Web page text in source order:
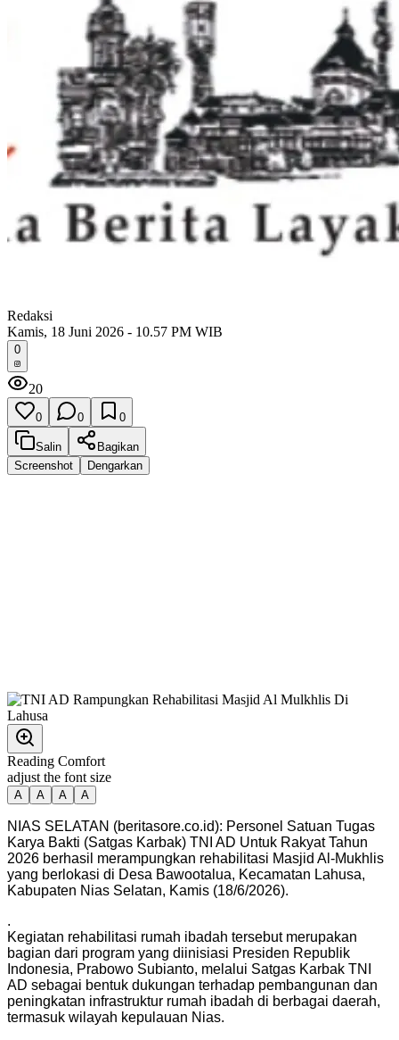
Redaksi
Kamis, 18 Juni 2026 - 10.57 PM WIB
0
20
0 0 0
Salin
Bagikan
Screenshot
Dengarkan
Reading Comfort
adjust the font size
A A A A
NIAS SELATAN (beritasore.co.id): Personel Satuan Tugas
Karya Bakti (Satgas Karbak) TNI AD Untuk Rakyat Tahun
2026 berhasil merampungkan rehabilitasi Masjid Al-Mukhlis
yang berlokasi di Desa Bawootalua, Kecamatan Lahusa,
Kabupaten Nias Selatan, Kamis (18/6/2026).
.
Kegiatan rehabilitasi rumah ibadah tersebut merupakan
bagian dari program yang diinisiasi Presiden Republik
Indonesia, Prabowo Subianto, melalui Satgas Karbak TNI
AD sebagai bentuk dukungan terhadap pembangunan dan
peningkatan infrastruktur rumah ibadah di berbagai daerah,
termasuk wilayah kepulauan Nias.